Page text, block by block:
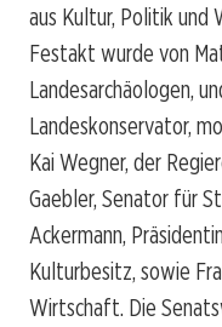
aus Kultur, Politik
Festakt wurde von
Landesarchäologen,
Landeskonservator,
Kai Wegner, der
Gaebler, Senator für
Ackermann,
Kulturbesitz, sowie
Wirtschaft. Die